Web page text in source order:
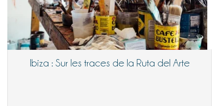
Ibiza : Sur les traces de la Ruta del Arte